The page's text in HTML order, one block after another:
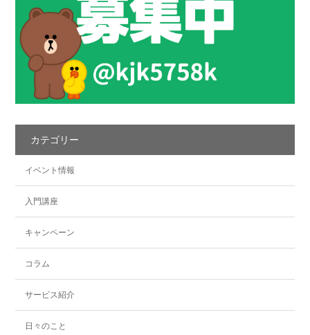
カテゴリー
イベント情報
入門講座
キャンペーン
コラム
サービス紹介
日々のこと